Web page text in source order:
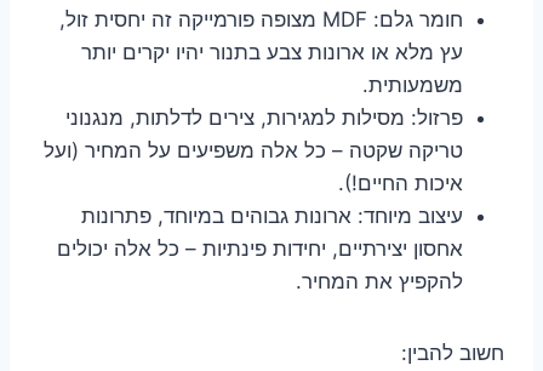
חומר גלם: MDF מצופה פורמייקה זה יחסית זול,
עץ מלא או ארונות צבע בתנור יהיו יקרים יותר
משמעותית.
פרזול: מסילות למגירות, צירים לדלתות, מנגנוני
טריקה שקטה – כל אלה משפיעים על המחיר (ועל
איכות החיים!).
עיצוב מיוחד: ארונות גבוהים במיוחד, פתרונות
אחסון יצירתיים, יחידות פינתיות – כל אלה יכולים
להקפיץ את המחיר.
חשוב להבין: